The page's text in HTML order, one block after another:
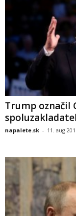
Trump označil
napalete.sk - 11. aug